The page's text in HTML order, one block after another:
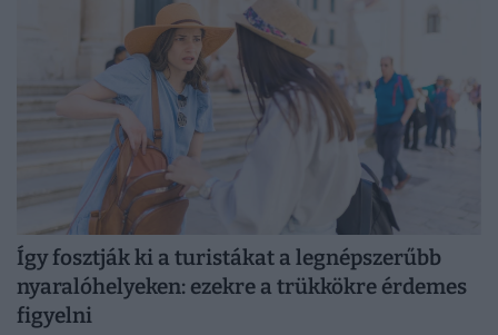
Így fosztják ki a turistákat a legnépszerűbb
nyaralóhelyeken: ezekre a trükkökre érdemes
figyelni